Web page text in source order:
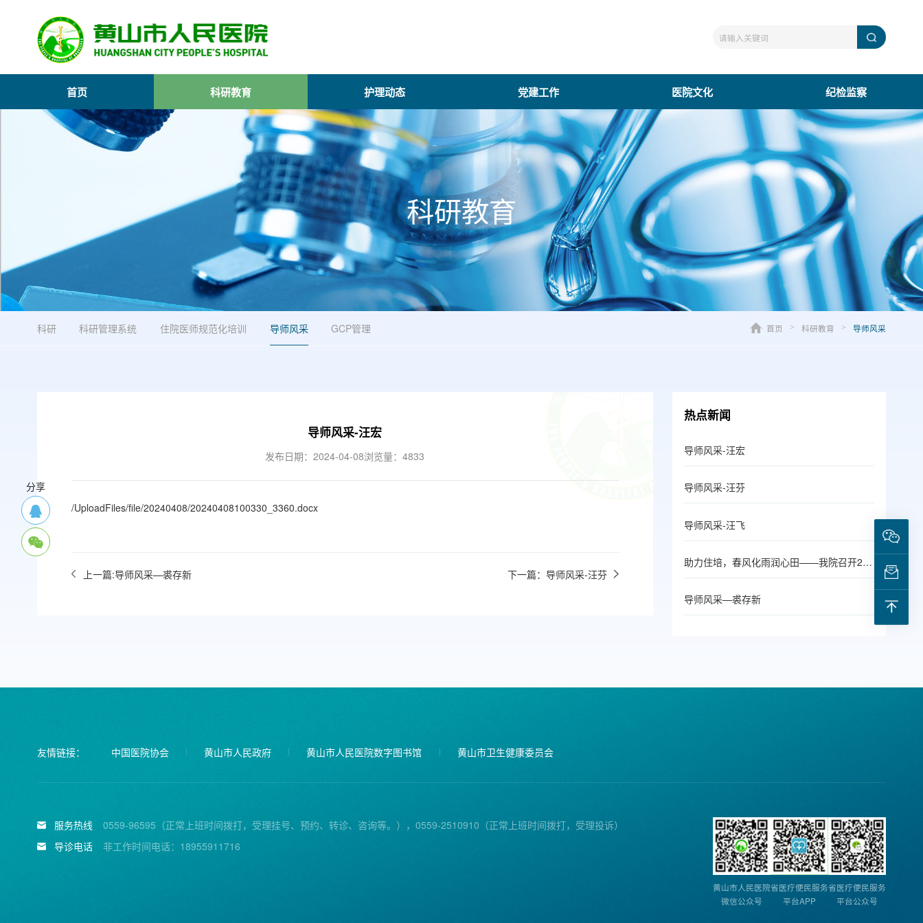
首页 科研教育 护理动态 党建工作 医院文化 纪检监察
科研教育
科研 科研管理系统 住院医师规范化培训 导师风采 GCP管理 首页 > 科研教育 > 导师风采
导师风采-汪宏
发布日期：2024-04-08浏览量：4833
/UploadFiles/file/20240408/20240408100330_3360.docx
上一篇:导师风采—裘存新 下一篇：导师风采-汪芬
热点新闻
导师风采-汪宏
导师风采-汪芬
导师风采-汪飞
助力住培，春风化雨润心田——我院召开2018年住培导师见面会
导师风采—裘存新
友情链接： 中国医院协会 黄山市人民政府 黄山市人民医院数字图书馆 黄山市卫生健康委员会
服务热线
0559-96595（正常上班时间拨打，受理挂号、预约、转诊、咨询等。），0559-2510910（正常上班时间拨打，受理投诉）
导诊电话
非工作时间电话：18955911716
黄山市人民医院
微信公众号
省医疗便民服务
平台APP
省医疗便民服务
平台公众号
分享